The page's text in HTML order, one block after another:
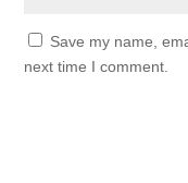
Save my name,
next time I comment.